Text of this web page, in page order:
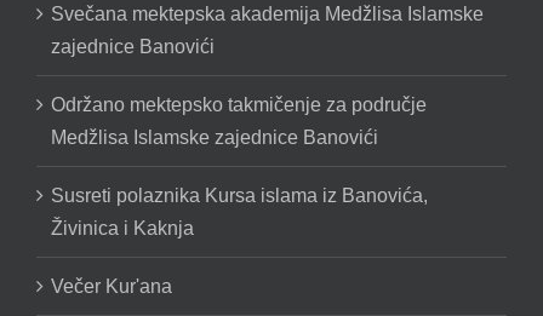
Svečana mektepska akademija Medžlisa Islamske
zajednice Banovići
Održano mektepsko takmičenje za područje
Medžlisa Islamske zajednice Banovići
Susreti polaznika Kursa islama iz Banovića,
Živinica i Kaknja
Večer Kur'ana